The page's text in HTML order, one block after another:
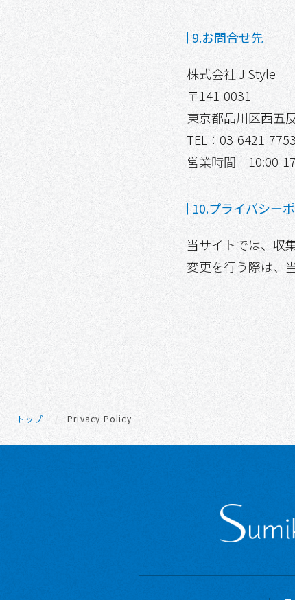
9.お問合せ先
株式会社 J Style
〒141-0031
東京都品川区西五
TEL：03-6421-
営業時間 10:00-
10.プライバシー
当サイトでは、収
変更を行う際は、
トップ / Privacy Policy